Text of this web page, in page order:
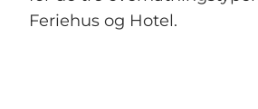
Feriehus og Hotel.